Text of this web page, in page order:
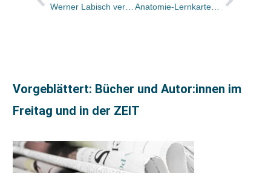
Werner Labisch verlässt Verbrecher Verlag
Vorgeblättert: Bücher und Autor:innen im
Freitag und in der ZEIT